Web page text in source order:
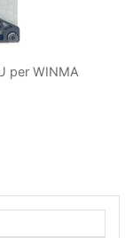
per WINMA